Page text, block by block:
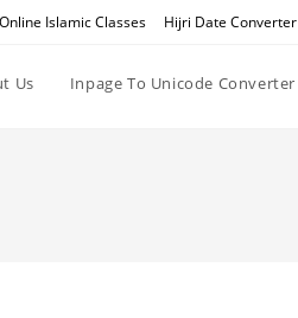
Online Islamic Classes Hijri Date Converter
Us Inpage To Unicode Converter